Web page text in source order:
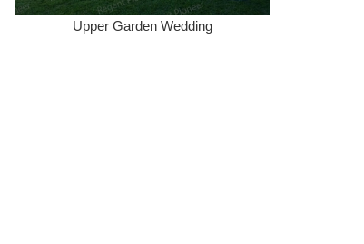
Upper Garden Wedding